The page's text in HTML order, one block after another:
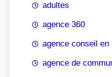
adultes
agence 360
agence conseil
agence de